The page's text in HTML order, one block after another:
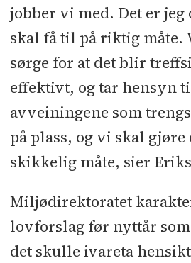
jobber vi med. Det er jeg
skal få til på riktig måte.
sørge for at det blir
effektivt, og tar hensyn
avveiningene som
på plass, og vi skal gjøre
skikkelig måte, sier
Miljødirektoratet
lovforslag før nyttår
det skulle ivareta